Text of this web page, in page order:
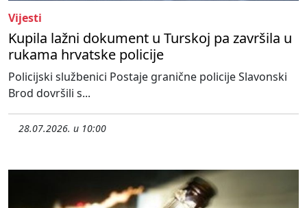
Vijesti
Kupila lažni dokument u Turskoj pa završila u
rukama hrvatske policije
Policijski službenici Postaje granične policije Slavonski
Brod dovršili s...
28.07.2026. u 10:00